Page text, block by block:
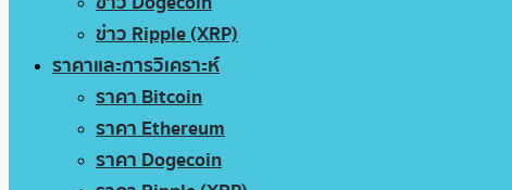
ข่าว Ripple (XRP)
ราคาและการวิเคราะห์
ราคา Bitcoin
ราคา Ethereum
ราคา Dogecoin